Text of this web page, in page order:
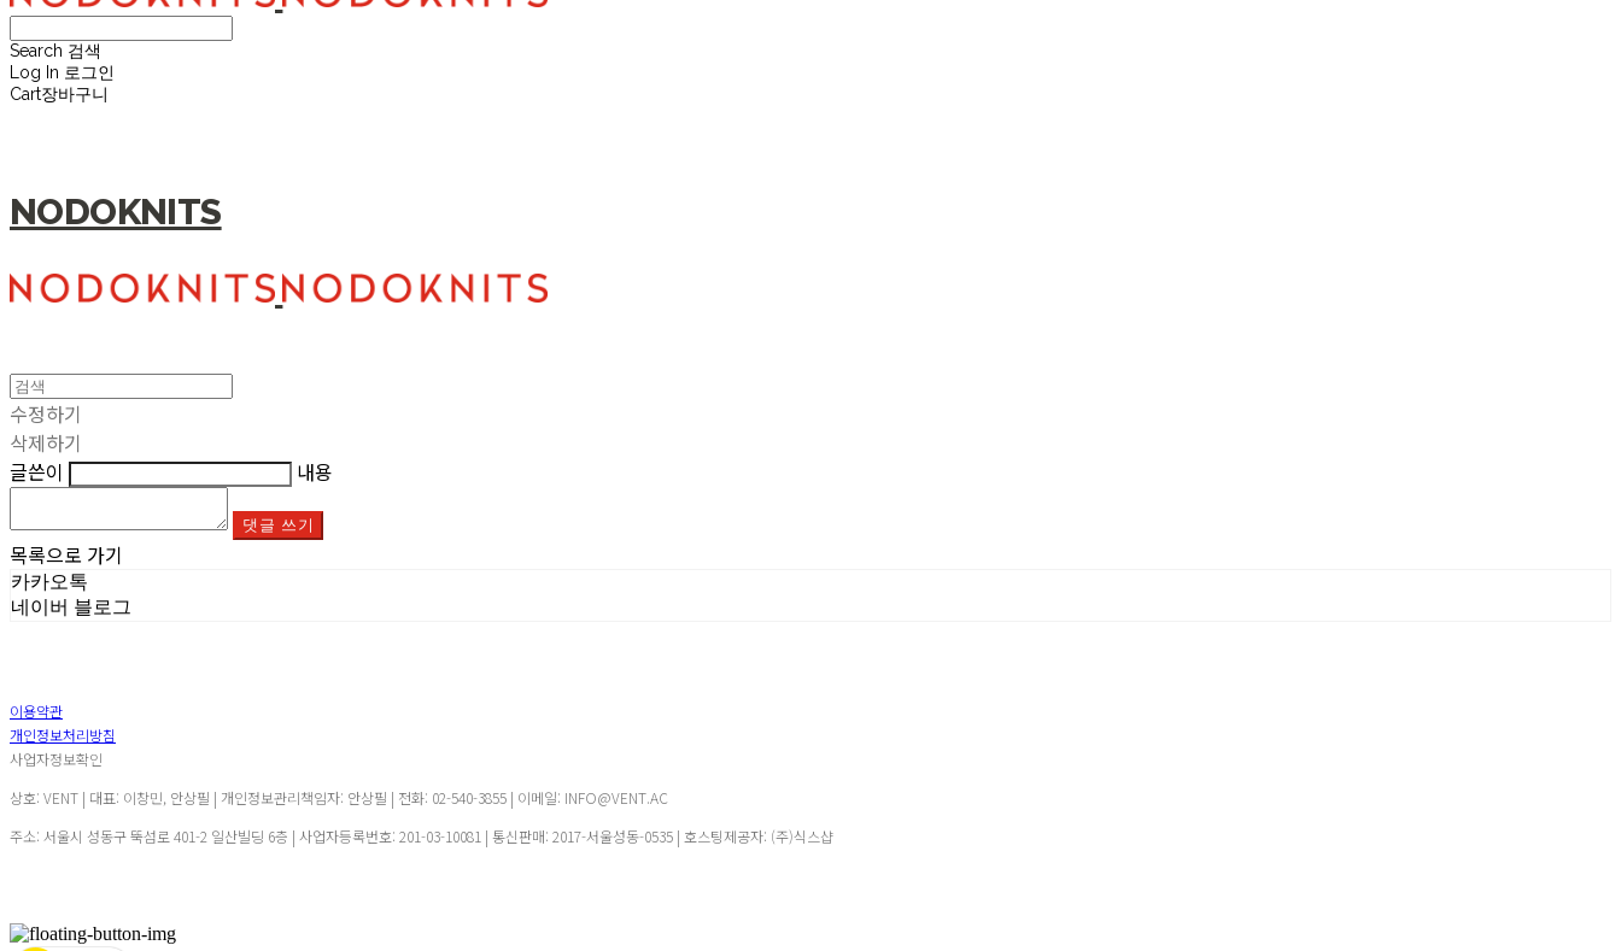
Search 검색
Log In 로그인
Cart장바구니
NODOKNITS
수정하기
삭제하기
글쓴이
내용
댓글 쓰기
목록으로 가기
카카오톡
네이버 블로그
이용약관
개인정보처리방침
사업자정보확인
상호: VENT | 대표: 이창민, 안상필 | 개인정보관리책임자: 안상필 | 전화: 02-540-3855 | 이메일: INFO@VENT.AC
주소: 서울시 성동구 뚝섬로 401-2 일산빌딩 6층 | 사업자등록번호: 201-03-10081 | 통신판매: 2017-서울성동-0535 | 호스팅제공자: (주)식스샵